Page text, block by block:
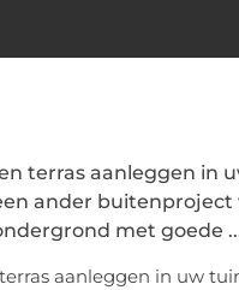
terras aanleggen in
ander buitenproject
met goede
aanleggen in uw